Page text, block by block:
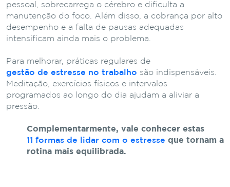
pessoal, sobrecarrega o cérebro e dificulta a
manutenção do foco. Além disso, a cobrança por alto
desempenho e a falta de pausas adequadas
intensificam ainda mais o problema.
Para melhorar, práticas regulares de
gestão de estresse no trabalho são indispensáveis.
Meditação, exercícios físicos e intervalos
programados ao longo do dia ajudam a aliviar a
pressão.
Complementarmente, vale conhecer estas
11 formas de lidar com o estresse que tornam a
rotina mais equilibrada.